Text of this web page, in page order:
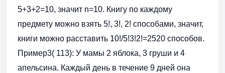
5+3+2=10, значит n=10. Книгу по каждому
предмету можно взять 5!, 3!, 2! способами, значит,
книги можно расставить 10!/5!3!2!=2520 способов.
Пример3( 113): У мамы 2 яблока, 3 груши и 4
апельсина. Каждый день в течение 9 дней она